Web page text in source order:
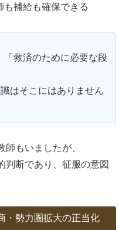
補給も確保できる
「救済のために必要な段
はそこにはありません
もいましたが、
判断であり、征服の意図
・勢力圏拡大の正当化